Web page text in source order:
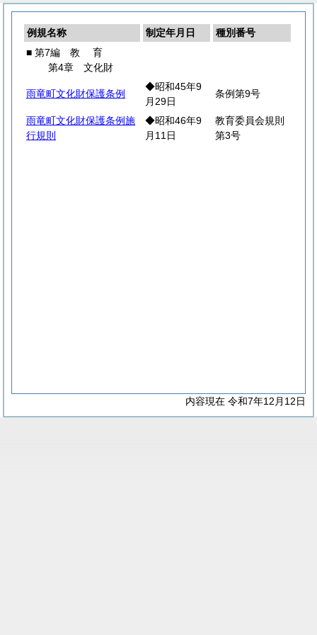
例規名称 制定年月日
種別番号
■ 第7編 教 育
第4章 文化財
雨竜町文化財保護条例
◆昭和45年9
月29日
条例第9号
雨竜町文化財保護条例施
行規則
◆昭和46年9
月11日
教育委員会規則
第3号
内容現在 令和7年12月12日